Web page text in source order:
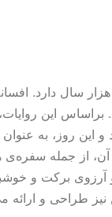
سال دارد.
این
این روز، به
از جمله
برکت و
طراحی و ارائه